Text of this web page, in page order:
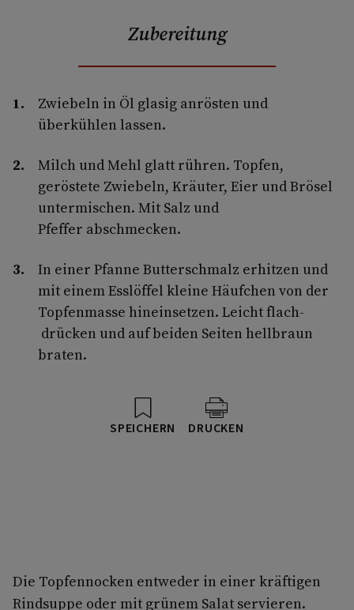
Zubereitung
Zwiebeln in Öl glasig anrösten und
überkühlen lassen.
Milch und Mehl glatt rühren. Topfen,
geröstete Zwiebeln, Kräuter, Eier und Brösel
untermischen. Mit Salz und
Pfeffer abschmecken.
In einer Pfanne Butterschmalz erhitzen und
mit einem Esslöffel kleine Häufchen von der
Topfenmasse hineinsetzen. Leicht flach­
drücken und auf beiden Seiten hellbraun
braten.
SPEICHERN DRUCKEN
Die Topfennocken entweder in einer kräftigen
Rindsuppe oder mit grünem Salat servieren.